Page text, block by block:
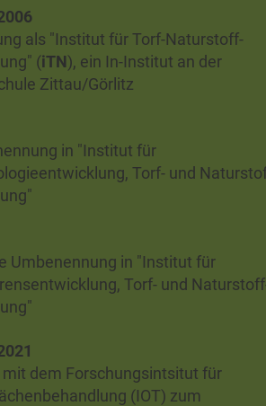
als "Institut für Torf-Naturstoff-
(iTN), ein In-Institut an der
Zittau/Görlitz
in "Institut für
Torf- und
Umbenennung in "Institut für
Torf- und
mit dem Forschungsintsitut für
(IOT) zum